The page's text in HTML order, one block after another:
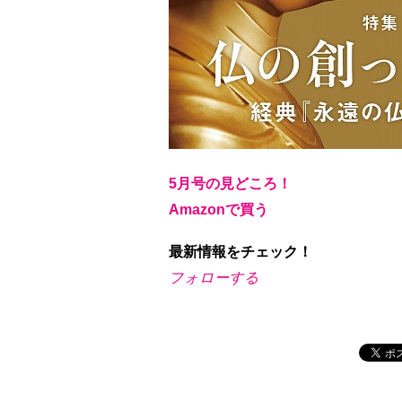
5月号の見どころ！
Amazonで買う
最新情報をチェック！
フォローする